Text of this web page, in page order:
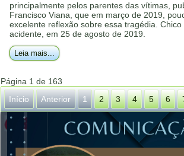
principalmente pelos parentes das vítimas,
Francisco Viana, que em março de 2019,
excelente reflexão sobre essa tragédia.
acidente, em 25 de agosto de 2019.
Leia mais...
Página 1 de 163
Início
Anterior 1 2 3 4 5 6